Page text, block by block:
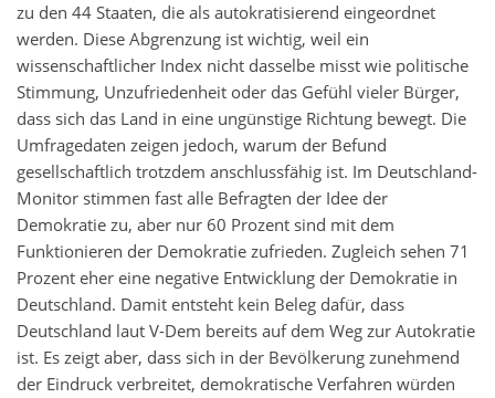
zu den 44 Staaten, die als autokratisierend eingeordnet
werden. Diese Abgrenzung ist wichtig, weil ein
wissenschaftlicher Index nicht dasselbe misst wie politische
Stimmung, Unzufriedenheit oder das Gefühl vieler Bürger,
dass sich das Land in eine ungünstige Richtung bewegt. Die
Umfragedaten zeigen jedoch, warum der Befund
gesellschaftlich trotzdem anschlussfähig ist. Im Deutschland-
Monitor stimmen fast alle Befragten der Idee der
Demokratie zu, aber nur 60 Prozent sind mit dem
Funktionieren der Demokratie zufrieden. Zugleich sehen 71
Prozent eher eine negative Entwicklung der Demokratie in
Deutschland. Damit entsteht kein Beleg dafür, dass
Deutschland laut V-Dem bereits auf dem Weg zur Autokratie
ist. Es zeigt aber, dass sich in der Bevölkerung zunehmend
der Eindruck verbreitet, demokratische Verfahren würden